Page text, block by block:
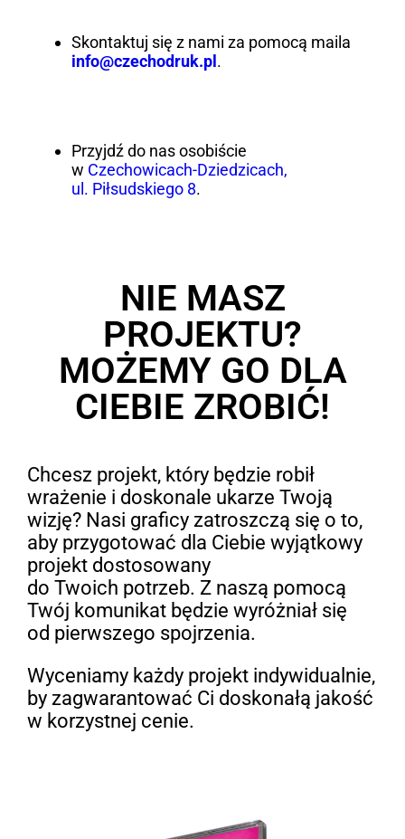
Skontaktuj się z nami za pomocą maila
info@czechodruk.pl .
Przyjdź do nas osobiście
w Czechowicach-Dziedzicach,
ul. Piłsudskiego 8.
NIE MASZ
PROJEKTU?
MOŻEMY GO DLA
CIEBIE ZROBIĆ!
Chcesz projekt, który będzie robił
wrażenie i doskonale ukarze Twoją
wizję? Nasi graficy zatroszczą się o to,
aby przygotować dla Ciebie wyjątkowy
projekt dostosowany
do Twoich potrzeb. Z naszą pomocą
Twój komunikat będzie wyróżniał się
od pierwszego spojrzenia.
Wyceniamy każdy projekt indywidualnie,
by zagwarantować Ci doskonałą jakość
w korzystnej cenie.